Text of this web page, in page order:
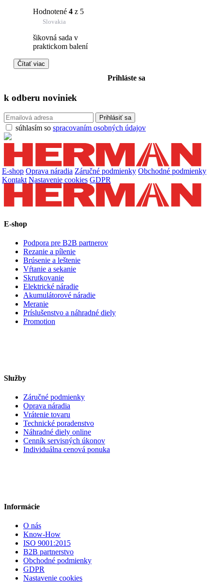
Hodnotené 4 z 5
Slovakia
šikovná sada v
praktickom balení
Čítať viac
Prihláste sa
k odberu noviniek
súhlasím so spracovaním osobných údajov
E-shop Oprava náradia Záručné podmienky Obchodné podmienky
Kontakt Nastavenie cookies GDPR
E-shop
Podpora pre B2B partnerov
Rezanie a pílenie
Brúsenie a leštenie
Vŕtanie a sekanie
Skrutkovanie
Elektrické náradie
Akumulátorové náradie
Meranie
Príslušenstvo a náhradné diely
Promotion
Služby
Záručné podmienky
Oprava náradia
Vrátenie tovaru
Technické poradenstvo
Náhradné diely online
Cenník servisných úkonov
Individuálna cenová ponuka
Informácie
O nás
Know-How
ISO 9001:2015
B2B partnerstvo
Obchodné podmienky
GDPR
Nastavenie cookies